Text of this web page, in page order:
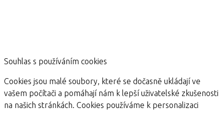
Souhlas s používáním cookies
Cookies jsou malé soubory, které se dočasně ukládají ve
vašem počítači a pomáhají nám k lepší uživatelské zkušenosti
na našich stránkách. Cookies používáme k personalizaci